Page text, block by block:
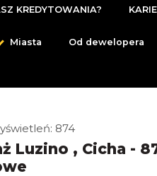
KREDYTOWANIA?
Miasta Od dewelopera
874
Luzino , Cicha -